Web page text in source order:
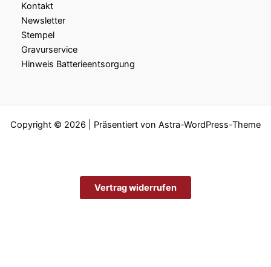
Kontakt
Newsletter
Stempel
Gravurservice
Hinweis Batterieentsorgung
Copyright © 2026 | Präsentiert von Astra-WordPress-Theme
Vertrag widerrufen